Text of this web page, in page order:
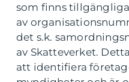
som finns
av
det s.k.
av Skatteverket.
att identifiera